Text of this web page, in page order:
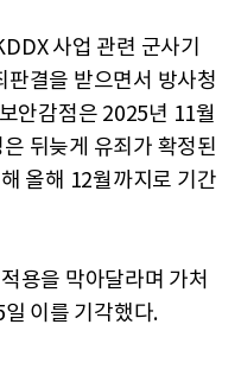
사업 관련 군사기
판결을 받으면서 방사청
안감점은 2025년 11월
뒤늦게 유죄가 확정된
올해 12월까지로 기간
용을 막아달라며 가처
이를 기각했다.